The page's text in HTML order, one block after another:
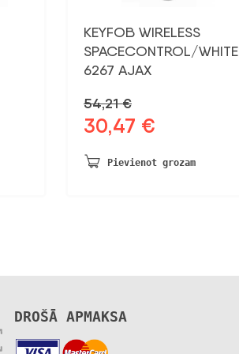
KEYFOB WIRELESS
SPACECONTROL/WHITE
6267 AJAX
54,21€
Sākotnējā
bija:
30,47 €
ir:
Pievienot grozam
DROŠĀ APMAKSA